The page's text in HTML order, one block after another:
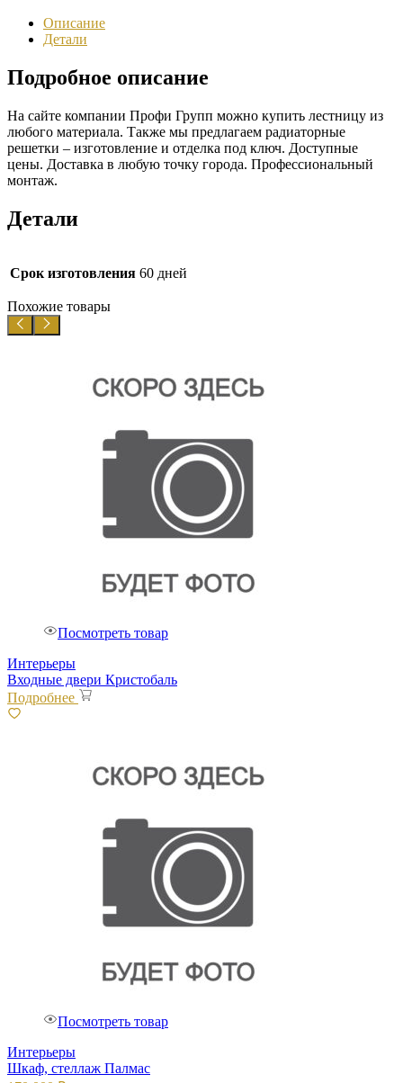
Описание
Детали
Подробное описание
На сайте компании Профи Групп можно купить лестницу из
любого материала. Также мы предлагаем радиаторные
решетки – изготовление и отделка под ключ. Доступные
цены. Доставка в любую точку города. Профессиональный
монтаж.
Детали
Срок изготовления 60 дней
Похожие товары
Посмотреть товар
Интерьеры
Входные двери Кристобаль
Подробнее
Посмотреть товар
Интерьеры
Шкаф, стеллаж Палмас